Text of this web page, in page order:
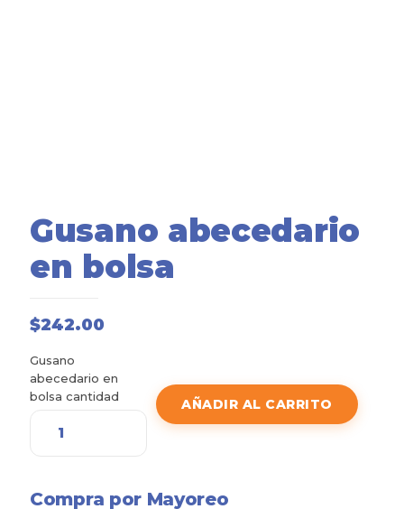
Gusano abecedario
en bolsa
$242.00
Gusano
abecedario en
bolsa cantidad
AÑADIR AL CARRITO
Compra por Mayoreo